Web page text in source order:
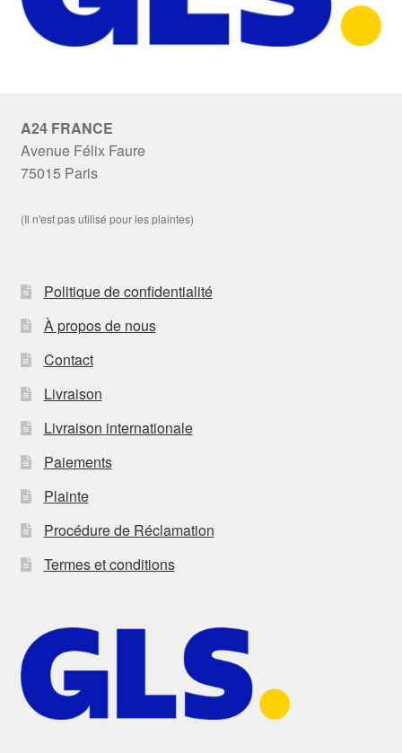
A24 FRANCE
Avenue Félix Faure
75015 Paris
(Il n'est pas utilisé pour les plaintes)
Politique de confidentialité
À propos de nous
Contact
Livraison
Livraison internationale
Paiements
Plainte
Procédure de Réclamation
Termes et conditions